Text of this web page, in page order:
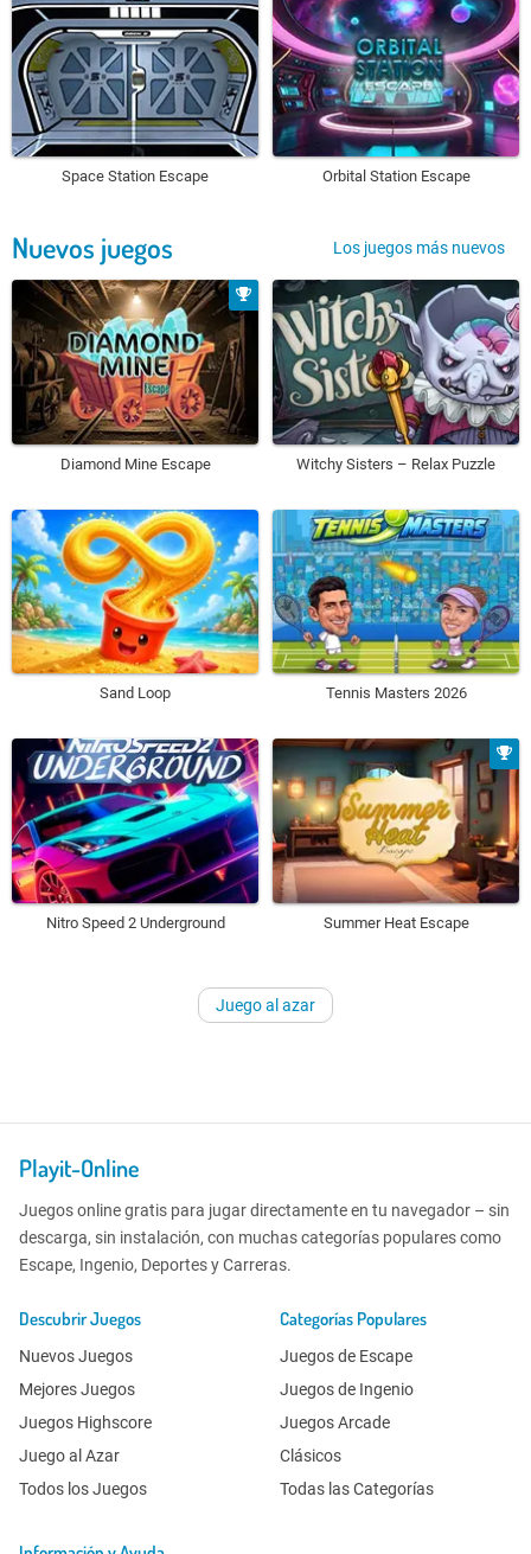
Space Station Escape Orbital Station Escape
Nuevos juegos Los juegos más nuevos
Diamond Mine Escape Witchy Sisters – Relax Puzzle
Sand Loop Tennis Masters 2026
Nitro Speed 2 Underground Summer Heat Escape
Juego al azar
Playit-Online
Juegos online gratis para jugar directamente en tu navegador – sin
descarga, sin instalación, con muchas categorías populares como
Escape, Ingenio, Deportes y Carreras.
Descubrir Juegos
Nuevos Juegos
Mejores Juegos
Juegos Highscore
Juego al Azar
Todos los Juegos
Categorías Populares
Juegos de Escape
Juegos de Ingenio
Juegos Arcade
Clásicos
Todas las Categorías